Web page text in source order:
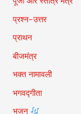
प्रश्न-उत्तर
प्राथन
बीजमंत्र
भक्त नामावली
भगवद्गीता
भजन